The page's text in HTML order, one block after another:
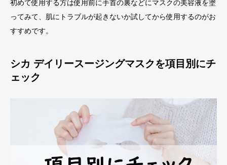
初めて使用する方は使用前に手首の裏などにマスクの美容液を塗
ってみて、肌にトラブルが起きないか試してから使用するのがお
すすめです。
シカ デイリースージングマスクを項目別にチ
ェック